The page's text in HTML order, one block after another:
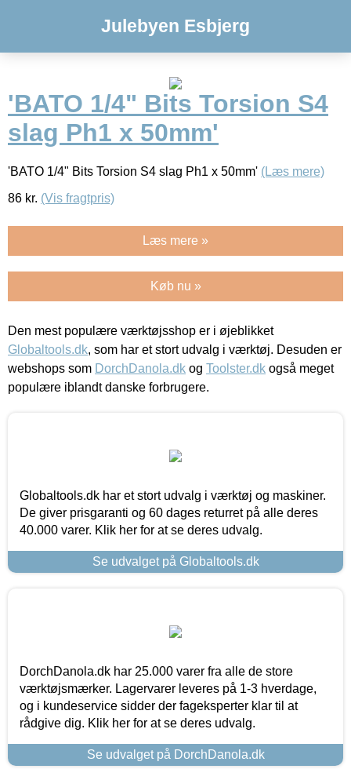
Julebyen Esbjerg
'BATO 1/4" Bits Torsion S4
slag Ph1 x 50mm'
'BATO 1/4" Bits Torsion S4 slag Ph1 x 50mm' (Læs mere)
86 kr. (Vis fragtpris)
Læs mere »
Køb nu »
Den mest populære værktøjsshop er i øjeblikket
Globaltools.dk, som har et stort udvalg i værktøj. Desuden er
webshops som DorchDanola.dk og Toolster.dk også meget
populære iblandt danske forbrugere.
Globaltools.dk har et stort udvalg i værktøj og maskiner.
De giver prisgaranti og 60 dages returret på alle deres
40.000 varer. Klik her for at se deres udvalg.
Se udvalget på Globaltools.dk
DorchDanola.dk har 25.000 varer fra alle de store
værktøjsmærker. Lagervarer leveres på 1-3 hverdage,
og i kundeservice sidder der fageksperter klar til at
rådgive dig. Klik her for at se deres udvalg.
Se udvalget på DorchDanola.dk